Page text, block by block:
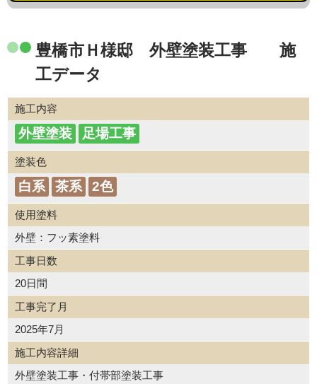
豊橋市Ｈ様邸 外壁塗装工事 施
工データ
施工内容
外壁塗装 足場工事
塗装色
白系 茶系 2色
使用塗料
外壁：フッ素塗料
工事日数
20日間
工事完了月
2025年7月
施工内容詳細
外壁塗装工事・付帯部塗装工事